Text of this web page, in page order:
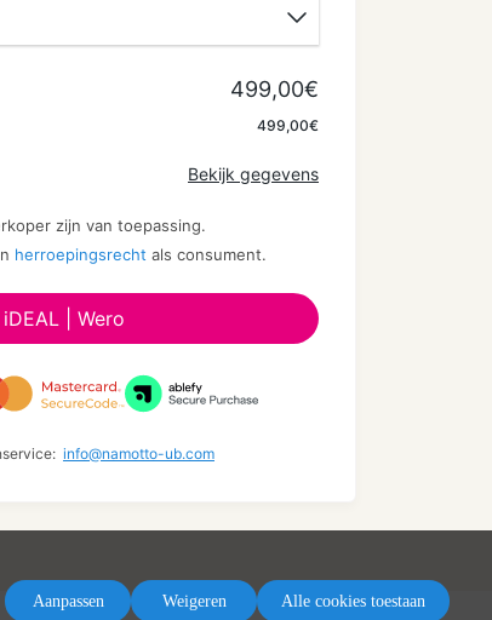
499,00€
499,00€
Bekijk gegevens
zijn van toepassing.
herroepingsrecht als consument.
| Wero
info@namotto-ub.com
Aanpassen Weigeren Alle cookies toestaan